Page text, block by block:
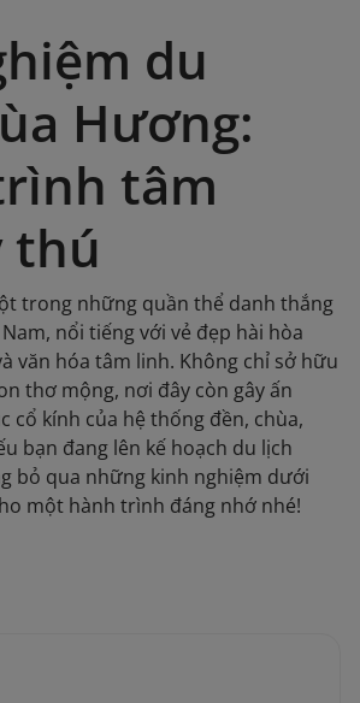
du
Hương:
tâm
thú
trong những quần thể danh thắng
nổi tiếng với vẻ đẹp hài hòa
văn hóa tâm linh. Không chỉ sở hữu
thơ mộng, nơi đây còn gây ấn
cổ kính của hệ thống đền, chùa,
bạn đang lên kế hoạch du lịch
bỏ qua những kinh nghiệm dưới
một hành trình đáng nhớ nhé!